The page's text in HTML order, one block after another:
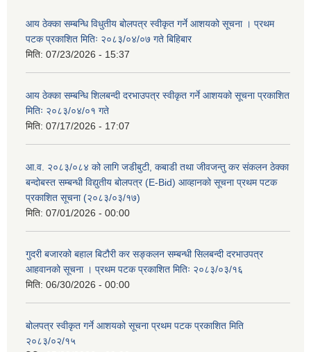
आय ठेक्का सम्बन्धि विधुतीय बोलपत्र स्वीकृत गर्ने आशयको सूचना । प्रथम
पटक प्रकाशित मितिः २०८३/०४/०७ गते बिहिबार
मिति: 07/23/2026 - 15:37
आय ठेक्का सम्बन्धि शिलबन्दी दरभाउपत्र स्वीकृत गर्ने आशयको सूचना प्रकाशित
मितिः २०८३/०४/०१ गते
मिति: 07/17/2026 - 17:07
आ.व. २०८३/०८४ को लागि जडीबुटी, कबाडी तथा जीवजन्तु कर संकलन ठेक्का
बन्दोबस्त सम्बन्धी विद्युतीय बोलपत्र (E-Bid) आव्हानको सूचना प्रथम पटक
प्रकाशित सूचना (२०८३/०३/१७)
मिति: 07/01/2026 - 00:00
गुदरी बजारको बहाल बिटौरी कर सङ्कलन सम्बन्धी सिलबन्दी दरभाउपत्र
आहवानको सूचना । प्रथम पटक प्रकाशित मितिः २०८३/०३/१६
मिति: 06/30/2026 - 00:00
बोलपत्र स्वीकृत गर्ने आशयको सूचना प्रथम पटक प्रकाशित मिति
२०८३/०२/१५